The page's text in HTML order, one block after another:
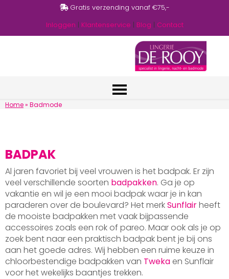
Gratis verzending vanaf €75,-
Inloggen | Klantenservice | Blog | Contact
Home» Badmode
BADPAK
Al jaren favoriet bij veel vrouwen is het badpak. Er zijn
veel verschillende soorten badpakken. Ga je op
vakantie en wil je een mooi badpak waar je in kan
paraderen over de boulevard? Het merkSunflairheeft
de mooiste badpakken met vaak bijpassende
accessoires zoals een rok of pareo. Maar ook als je op
zoek bent naar een praktisch badpak bent je bij ons
aan het goede adres. Wij hebben een ruime keuze in
chloorbestendige badpakken van Tweka en Sunflair
voor het wekelijks baantjes trekken.